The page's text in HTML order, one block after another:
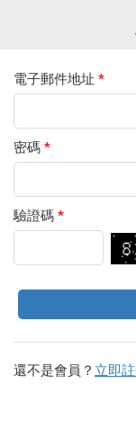
電子郵件地址 *
密碼 *
驗證碼 *
還不是會員？ 立即